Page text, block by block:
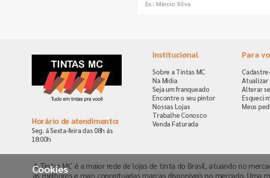
Cookies
Horário de atendimento:
Seg. á Sexta-feira das 08h ás
18:00h
Institucional
Sobre a Tintas MC
Na Mídia
Seja um franqueado
Encontre o seu pintor
Nossas Lojas
Trabalhe Conosco
Venda Faturada
Para
Atualizar
Alterar
Esqueci
Meus
A Tintas MC é a maior rede de lojas de tinta do Brasil, atuando no
as melhores e mais conceituadas marcas disponíveis no mercado. Uma